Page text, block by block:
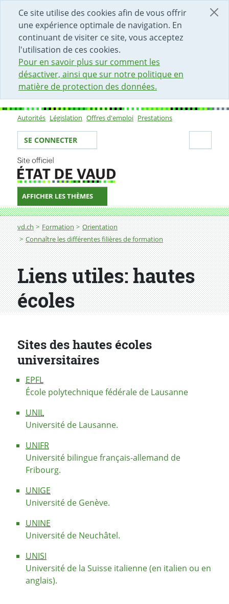
Ce site utilise des cookies afin de vous offrir
une expérience optimale de navigation. En
continuant de visiter ce site, vous acceptez
l'utilisation de ces cookies.
Pour en savoir plus sur comment les
désactiver, ainsi que sur notre politique en
matière de protection des données.
DÉBUT DU CONTENU DE LA PAGE
ACCÈS AU CHAMP DE RECHERCHE
PAGE D'ACCUEIL
FORMULAIRE DE CONTACT
Sous-navigation
Autorités Législation Offres d'emploi Prestations
Votre identité
SE CONNECTER
AFFICHER LES THÈMES
Fil d'Ariane
vd.ch Formation
Orientation
Connaître les différentes filières de formation
Liens utiles: hautes
écoles
Sites des hautes écoles
universitaires
EPFL
École polytechnique fédérale de Lausanne
UNIL
Université de Lausanne.
UNIFR
Université bilingue français-allemand de
Fribourg.
UNIGE
Université de Genève.
UNINE
Université de Neuchâtel.
UNISI
Université de la Suisse italienne (en italien ou en
anglais).